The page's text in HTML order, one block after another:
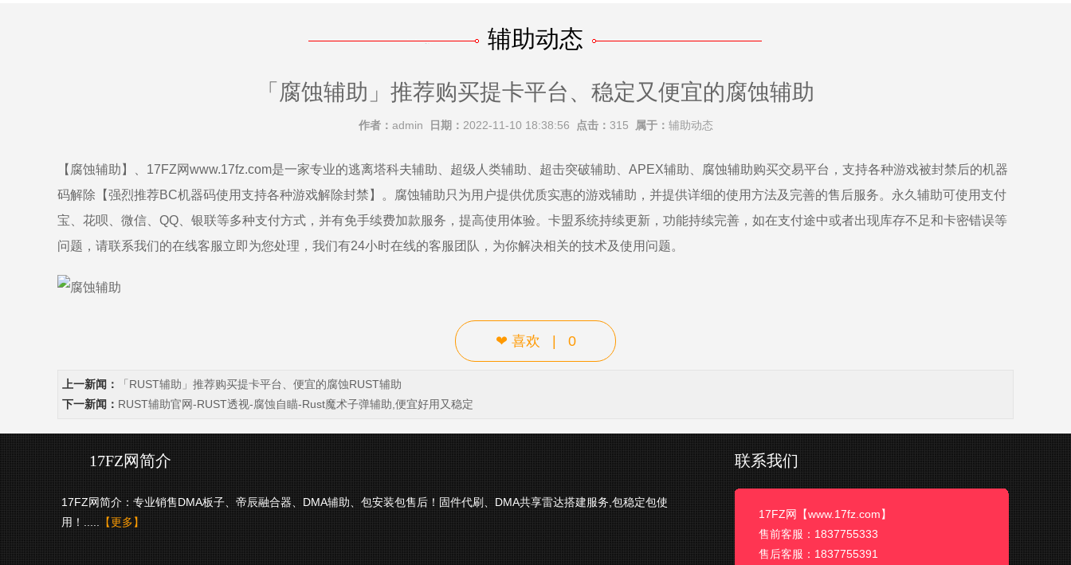
辅助动态
「腐蚀辅助」推荐购买提卡平台、稳定又便宜的腐蚀辅助
作者： admin 日期： 2022-11-10 18:38:56 点击： 315 属于： 辅助动态
【腐蚀辅助】、17FZ网www.17fz.com是一家专业的逃离塔科夫辅助、超级人类辅助、超击突破辅助、APEX辅助、 腐蚀辅助购买交易平台，支持各种游戏被封禁后的机器
码解除【强烈推荐BC机器码使用支持各种游戏解除封禁】。腐蚀辅助只为用户提供优质实惠的游戏辅助，并提供详细的使用方法及完善的售后服务。永久辅助可使用支付
宝、花呗、微信、QQ、银联等多种支付方式，并有免手续费加款服务，提高使用体验。卡盟系统持续更新，功能持续完善，如在支付途中或者出现库存不足和卡密错误等
问题，请联系我们的在线客服立即为您处理，我们有24小时在线的客服团队，为你解决相关的技术及使用问题。
❤ 喜欢 0
上一新闻：
「RUST辅助」推荐购买提卡平台、便宜的腐蚀RUST辅助
下一新闻： RUST辅助官网-RUST透视-腐蚀自瞄-Rust魔术子弹辅助,便宜好用又稳定
17FZ网简介
17FZ网简介：专业销售DMA板子、帝辰融合器、DMA辅助、包安装包售后！固件代刷、DMA共享雷达搭建服务,包稳定包使
用！.....
【更多】
联系我们
17FZ网【www.17fz.com】
售前客服：1837755333
售后客服：1837755391